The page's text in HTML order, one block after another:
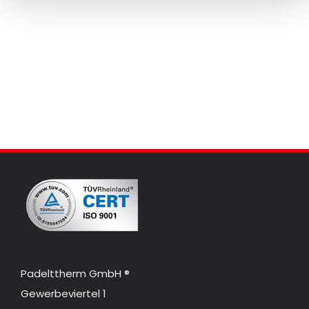
Padelttherm GmbH ®
Gewerbeviertel 1